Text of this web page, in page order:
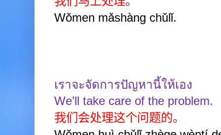
Wǒmen mǎshàng chǔlǐ.
เราจะจัดการปัญหานี้ให้เอง
We’ll take care of the problem.
我们会处理这个问题的。